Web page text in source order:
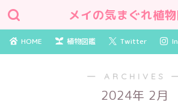
メイの気まぐれ植
HOME 植物図鑑 Twitter
― ARCHIVES
2024年 2月